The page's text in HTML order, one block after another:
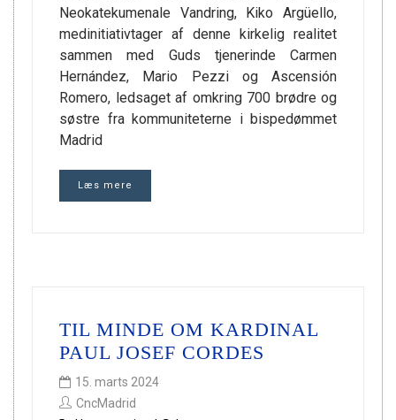
Neokatekumenale Vandring, Kiko Argüello,
medinitiativtager af denne kirkelig realitet
sammen med Guds tjenerinde Carmen
Hernández, Mario Pezzi og Ascensión
Romero, ledsaget af omkring 700 brødre og
søstre fra kommuniteterne i bispedømmet
Madrid
Læs mere
TIL MINDE OM KARDINAL
PAUL JOSEF CORDES
15. marts 2024
CncMadrid